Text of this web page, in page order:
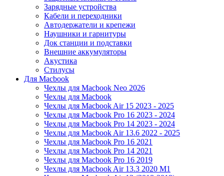
Зарядные устройства
Кабели и переходники
Автодержатели и крепежи
Наушники и гарнитуры
Док станции и подставки
Внешние аккумуляторы
Акустика
Стилусы
Для Macbook
Чехлы для Macbook Neo 2026
Чехлы для Macbook
Чехлы для Macbook Air 15 2023 - 2025
Чехлы для Macbook Pro 16 2023 - 2024
Чехлы для Macbook Pro 14 2023 - 2024
Чехлы для Macbook Air 13.6 2022 - 2025
Чехлы для Macbook Pro 16 2021
Чехлы для Macbook Pro 14 2021
Чехлы для Macbook Pro 16 2019
Чехлы для Macbook Air 13.3 2020 M1